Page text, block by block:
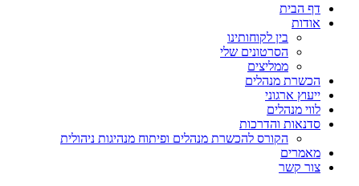
דף הבית
אודות
בין לקוחותינו
הסרטונים שלי
ממליצים
הכשרת מנהלים
ייעוץ ארגוני
לווי מנהלים
סדנאות והדרכות
הקורס להכשרת מנהלים ופיתוח מנהיגות ניהולית
מאמרים
צור קשר